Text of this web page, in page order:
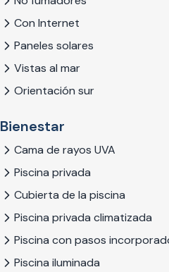
villa práctica y familiar con vistas
el lugar perfecto!
Esta villa está inscrita en el
con el número RTA: VUT/GR/
Con Internet
Paneles solares
Vistas al mar
Orientación sur
Bienestar
Cama de rayos UVA
Piscina privada
Cubierta de la piscina
Piscina privada climatizada
Piscina con pasos
Piscina iluminada